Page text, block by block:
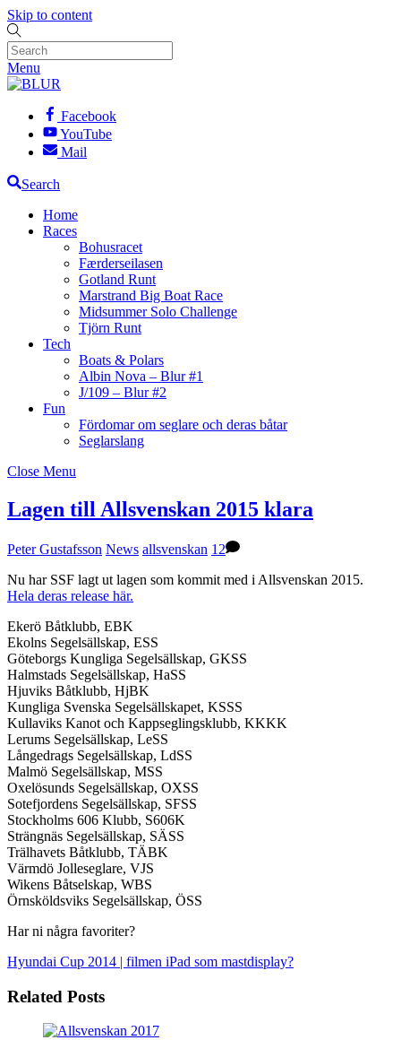
Skip to content
Menu
Facebook
YouTube
Mail
Search
Home
Races
Bohusracet
Færderseilasen
Gotland Runt
Marstrand Big Boat Race
Midsummer Solo Challenge
Tjörn Runt
Tech
Boats & Polars
Albin Nova – Blur #1
J/109 – Blur #2
Fun
Fördomar om seglare och deras båtar
Seglarslang
Close Menu
Lagen till Allsvenskan 2015 klara
Peter Gustafsson News allsvenskan 12
Nu har SSF lagt ut lagen som kommit med i Allsvenskan 2015.
Hela deras release här.
Ekerö Båtklubb, EBK
Ekolns Segelsällskap, ESS
Göteborgs Kungliga Segelsällskap, GKSS
Halmstads Segelsällskap, HaSS
Hjuviks Båtklubb, HjBK
Kungliga Svenska Segelsällskapet, KSSS
Kullaviks Kanot och Kappseglingsklubb, KKKK
Lerums Segelsällskap, LeSS
Långedrags Segelsällskap, LdSS
Malmö Segelsällskap, MSS
Oxelösunds Segelsällskap, OXSS
Sotefjordens Segelsällskap, SFSS
Stockholms 606 Klubb, S606K
Strängnäs Segelsällskap, SÄSS
Trälhavets Båtklubb, TÄBK
Värmdö Jolleseglare, VJS
Wikens Båtselskap, WBS
Örnsköldsviks Segelsällskap, ÖSS
Har ni några favoriter?
Hyundai Cup 2014 | filmen iPad som mastdisplay?
Related Posts